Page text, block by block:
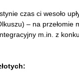
czas ci wesoło
– na przełomie
m.in. z